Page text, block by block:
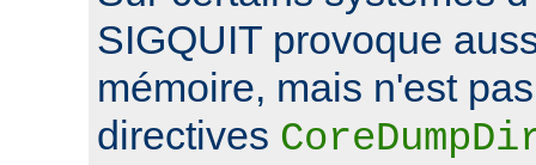
SIGQUIT provoque
mémoire, mais n'est
directives